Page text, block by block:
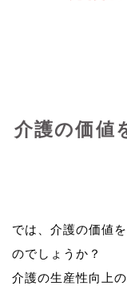
介護の価値
では、介護の価値
のでしょうか？
介護の生産性向上